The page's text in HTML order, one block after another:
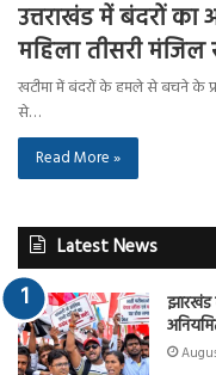
उत्तराखंड में बंदरों
महिला तीसरी मंजिल
खटीमा में बंदरों के हमले से बचने के
से…
Read More »
Latest News
झारखंड